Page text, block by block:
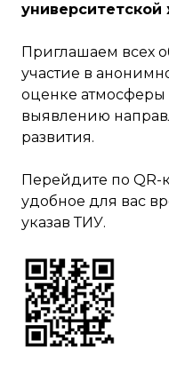
Приглашаем всех
участие в
оценке атмосферы
выявлению
развития.
Перейдите по QR-
удобное для вас
указав ТИУ.